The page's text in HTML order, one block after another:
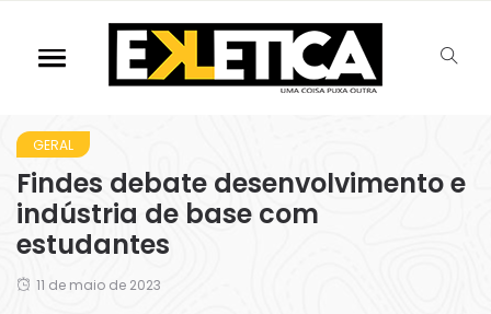
GERAL
Findes debate desenvolvimento e
indústria de base com
estudantes
11 de maio de 2023